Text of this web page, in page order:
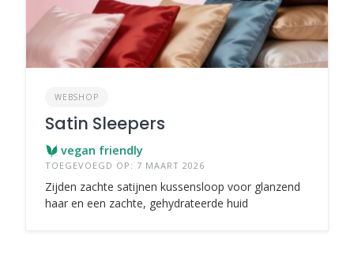
WEBSHOP
Satin Sleepers
vegan friendly
TOEGEVOEGD OP: 7 MAART 2026
Zijden zachte satijnen kussensloop voor glanzend
haar en een zachte, gehydrateerde huid